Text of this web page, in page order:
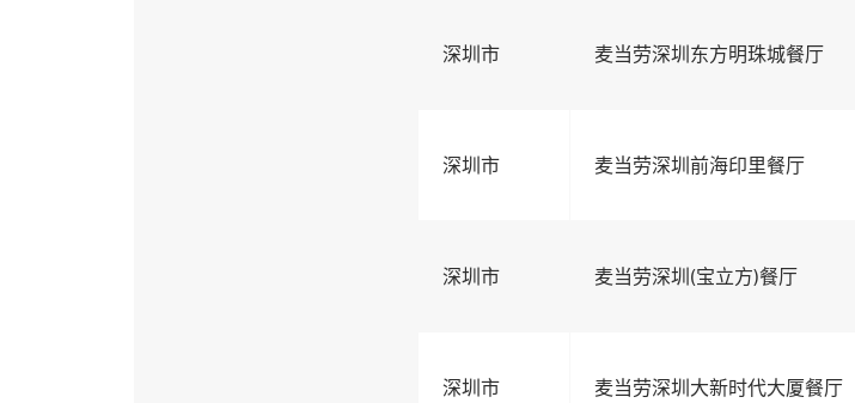
深圳市 麦当劳深圳东方明珠城餐厅
深圳市 麦当劳深圳前海印里餐厅
深圳市 麦当劳深圳(宝立方)餐厅
深圳市 麦当劳深圳大新时代大厦餐厅